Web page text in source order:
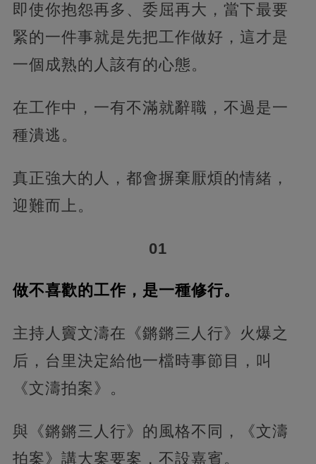
即使你抱怨再多、委屈再大，當下最要
緊的一件事就是先把工作做好，這才是
一個成熟的人該有的心態。
在工作中，一有不滿就辭職，不過是一
種潰逃。
真正強大的人，都會摒棄厭煩的情緒，
迎難而上。
01
做不喜歡的工作，是一種修行。
主持人竇文濤在《鏘鏘三人行》火爆之
后，台里決定給他一檔時事節目，叫
《文濤拍案》。
與《鏘鏘三人行》的風格不同，《文濤
拍案》講大案要案，不設嘉賓。